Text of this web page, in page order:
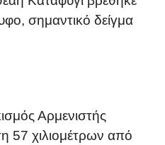
σημαντικό δείγμα
Αρμενιστής
57 χιλιομέτρων από